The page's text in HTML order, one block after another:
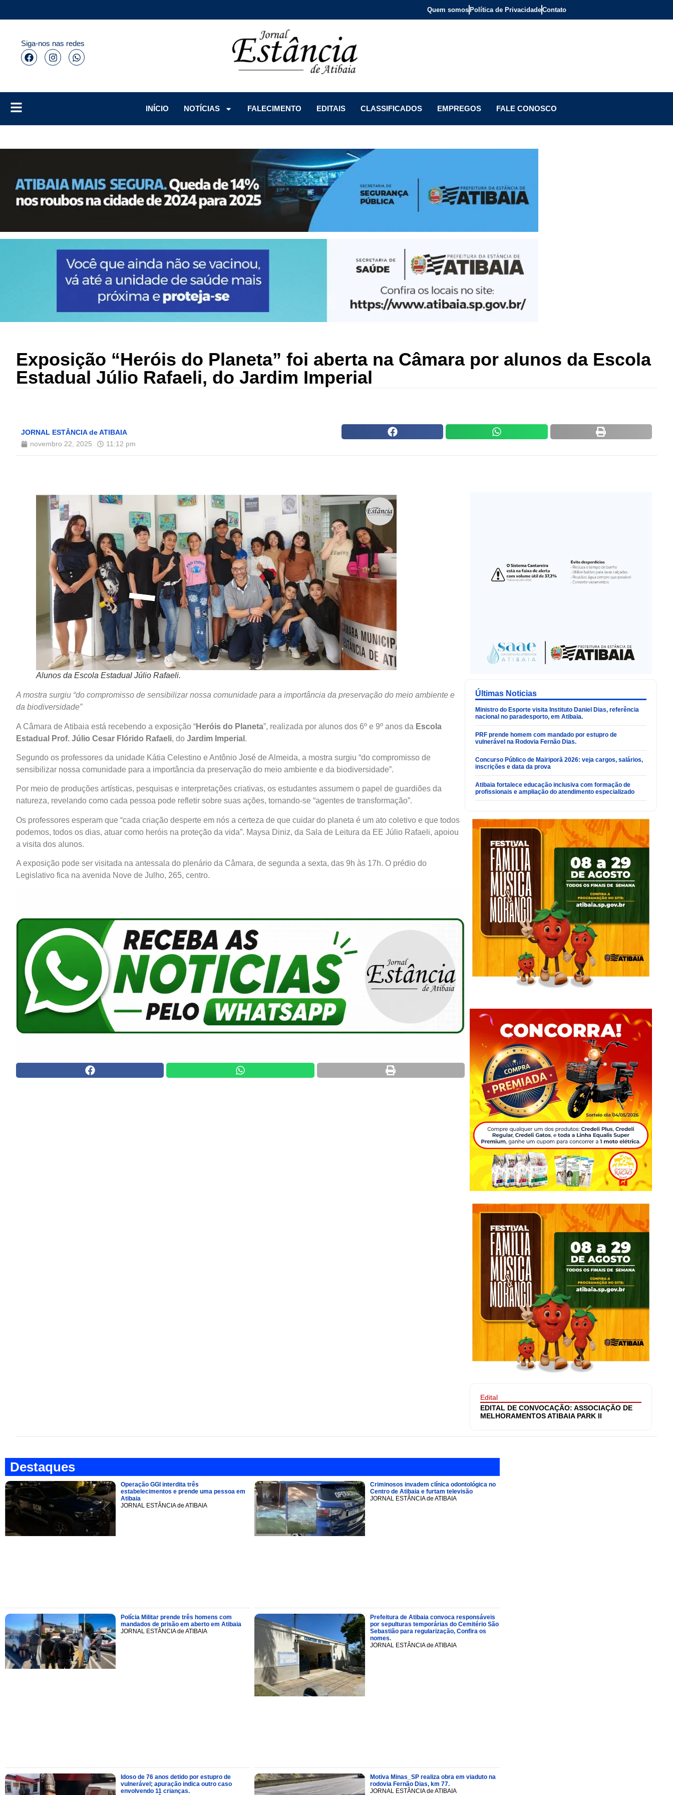
Quem somos Política de PrivacidadeContato
Siga-nos nas redes
INÍCIO
NOTÍCIAS FALECIMENTO EDITAIS CLASSIFICADOS EMPREGOS FALE CONOSCO
Exposição “Heróis do Planeta” foi aberta na Câmara por alunos da Escola
Estadual Júlio Rafaeli, do Jardim Imperial
JORNAL ESTÂNCIA de ATIBAIA
novembro 22, 2025
11:12 pm
Alunos da Escola Estadual Júlio Rafaeli.
A mostra surgiu “do compromisso de sensibilizar nossa comunidade para a importância da preservação do meio ambiente e
da biodiversidade”
A Câmara de Atibaia está recebendo a exposição “Heróis do Planeta”, realizada por alunos dos 6º e 9º anos da Escola
Estadual Prof. Júlio Cesar Flórido Rafaeli, do Jardim Imperial .
Segundo os professores da unidade Kátia Celestino e Antônio José de Almeida, a mostra surgiu “do compromisso de
sensibilizar nossa comunidade para a importância da preservação do meio ambiente e da biodiversidade”.
Por meio de produções artísticas, pesquisas e interpretações criativas, os estudantes assumem o papel de guardiões da
natureza, revelando como cada pessoa pode refletir sobre suas ações, tornando-se “agentes de transformação”.
Os professores esperam que “cada criação desperte em nós a certeza de que cuidar do planeta é um ato coletivo e que todos
podemos, todos os dias, atuar como heróis na proteção da vida”. Maysa Diniz, da Sala de Leitura da EE Júlio Rafaeli, apoiou
a visita dos alunos.
A exposição pode ser visitada na antessala do plenário da Câmara, de segunda a sexta, das 9h às 17h. O prédio do
Legislativo fica na avenida Nove de Julho, 265, centro.
Últimas Noticias
Ministro do Esporte visita Instituto Daniel Dias, referência
nacional no paradesporto, em Atibaia.
PRF prende homem com mandado por estupro de
vulnerável na Rodovia Fernão Dias.
Concurso Público de Mairiporã 2026: veja cargos, salários,
inscrições e data da prova
Atibaia fortalece educação inclusiva com formação de
profissionais e ampliação do atendimento especializado
Edital
EDITAL DE CONVOCAÇÃO: ASSOCIAÇÃO DE
MELHORAMENTOS ATIBAIA PARK II
Destaques
Operação GGI interdita três
estabelecimentos e prende uma pessoa em
Atibaia
JORNAL ESTÂNCIA de ATIBAIA
Criminosos invadem clínica odontológica no
Centro de Atibaia e furtam televisão
JORNAL ESTÂNCIA de ATIBAIA
Polícia Militar prende três homens com
mandados de prisão em aberto em Atibaia
JORNAL ESTÂNCIA de ATIBAIA
Prefeitura de Atibaia convoca responsáveis
por sepulturas temporárias do Cemitério São
Sebastião para regularização, Confira os
nomes.
JORNAL ESTÂNCIA de ATIBAIA
Idoso de 76 anos detido por estupro de
vulnerável; apuração indica outro caso
envolvendo 11 crianças.
Motiva Minas_SP realiza obra em viaduto na
rodovia Fernão Dias, km 77.
JORNAL ESTÂNCIA de ATIBAIA